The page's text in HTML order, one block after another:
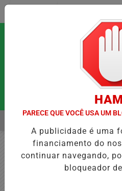
EM ALTA
PARECE QUE VOCÊ USA UM
A publicidade é uma
financiamento do
continuar navegando,
bloqueador